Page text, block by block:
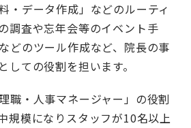
・データ作成」などのルーティ
調査や忘年会等のイベント手
どのツール作成など、院長の事
しての役割を担います。
職・人事マネージャー」の役割
規模になりスタッフが10名以上